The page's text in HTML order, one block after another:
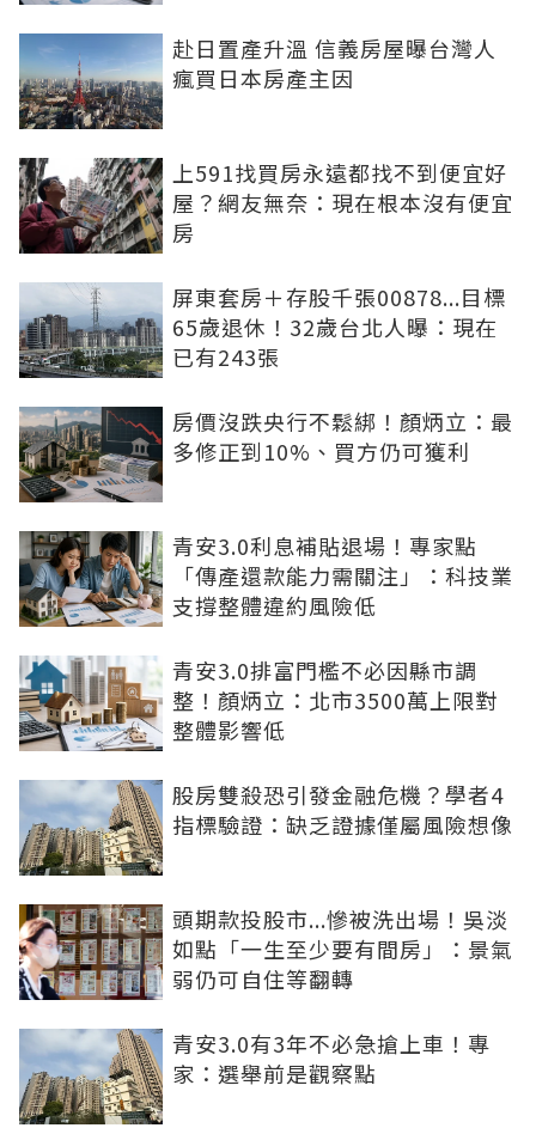
赴日置產升溫 信義房屋曝台灣人
瘋買日本房產主因
上591找買房永遠都找不到便宜好
屋？網友無奈：現在根本沒有便宜
房
屏東套房＋存股千張00878...目標
65歲退休！32歲台北人曝：現在
已有243張
房價沒跌央行不鬆綁！顏炳立：最
多修正到10%、買方仍可獲利
青安3.0利息補貼退場！專家點
「傳產還款能力需關注」：科技業
支撐整體違約風險低
青安3.0排富門檻不必因縣市調
整！顏炳立：北市3500萬上限對
整體影響低
股房雙殺恐引發金融危機？學者4
指標驗證：缺乏證據僅屬風險想像
頭期款投股市...慘被洗出場！吳淡
如點「一生至少要有間房」：景氣
弱仍可自住等翻轉
青安3.0有3年不必急搶上車！專
家：選舉前是觀察點